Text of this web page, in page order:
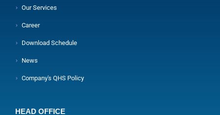
Our Services
Career
Download Schedule
News
Company's QHS Policy
HEAD OFFICE